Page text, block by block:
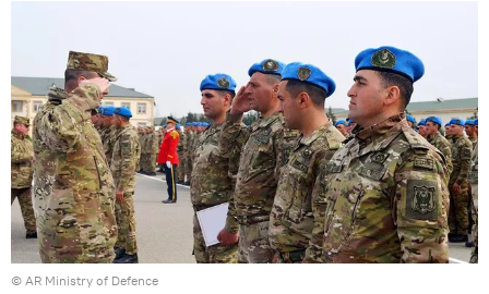
© AR Ministry of Defence